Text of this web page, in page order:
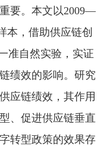
要。本文以2009—
本，借助供应链创
准自然实验，实证
绩效的影响。研究
应链绩效，其作用
、促进供应链垂直
转型政策的效果存